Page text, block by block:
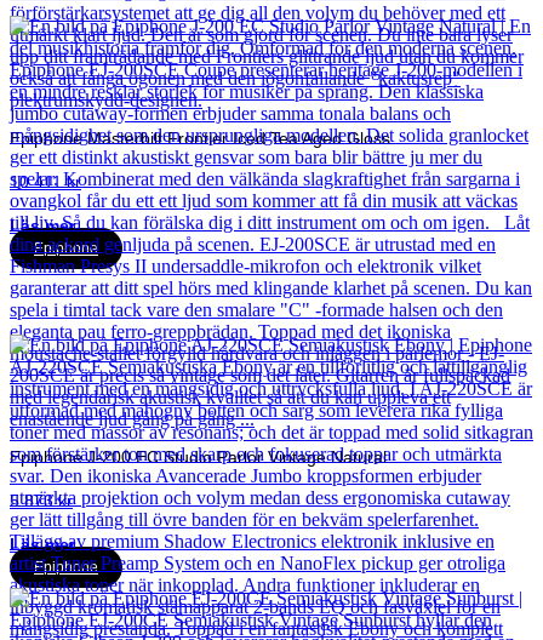
Epiphone Masterbilt Frontier Iced Tea Aged Gloss
10 411kr
Läs mer
Epiphone
Epiphone J-200 EC Studio Parlor Vintage Natural
5 873kr
Läs mer
Epiphone